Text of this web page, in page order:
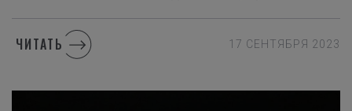
ЧИТАТЬ 17 СЕНТЯБРЯ 2023